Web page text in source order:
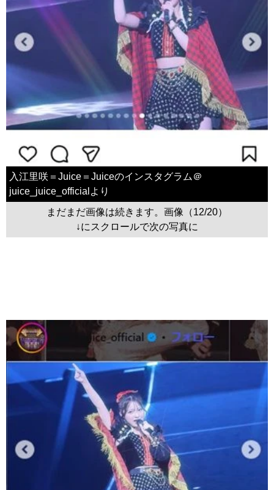
入江里咲＝Juice＝Juiceのインスタグラム＠
juice_juice_officialより
まだまだ画像は続きます。画像（12/20）
↓にスクロールで次の写真に